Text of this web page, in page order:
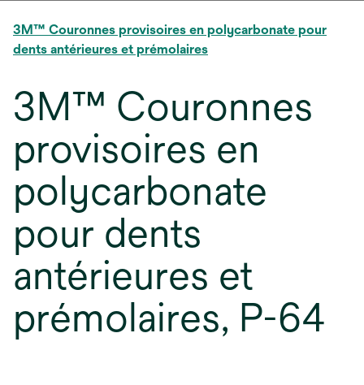
3M™ Couronnes provisoires en polycarbonate pour
dents antérieures et prémolaires
3M™ Couronnes
provisoires en
polycarbonate
pour dents
antérieures et
prémolaires, P-64